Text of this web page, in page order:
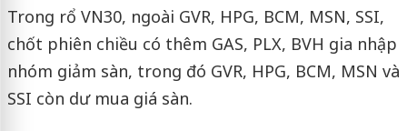
Trong rổ VN30, ngoài GVR, HPG, BCM, MSN, SSI,
chốt phiên chiều có thêm GAS, PLX, BVH gia nhập
nhóm giảm sàn, trong đó GVR, HPG, BCM, MSN và
SSI còn dư mua giá sàn.